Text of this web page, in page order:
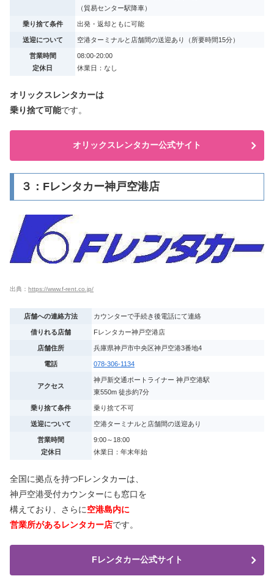
（貿易センター駅降車）
乗り捨て条件 出発・返却ともに可能
送迎について 空港ターミナルと店舗間の送迎あり（所要時間15分）
営業時間
定休日
08:00-20:00
休業日：なし
オリックスレンタカーは
乗り捨て可能です。
オリックスレンタカー公式サイト
３：Fレンタカー神戸空港店
出典： https://www.f-rent.co.jp/
店舗への連絡方法 カウンターで手続き後電話にて連絡
借りれる店舗 Fレンタカー神戸空港店
店舗住所 兵庫県神戸市中央区神戸空港3番地4
電話 078-306-1134
アクセス
神戸新交通ポートライナー 神戸空港駅
東550m 徒歩約7分
乗り捨て条件 乗り捨て不可
送迎について 空港ターミナルと店舗間の送迎あり
営業時間
定休日
9:00～18:00
休業日：年末年始
全国に拠点を持つFレンタカーは、
神戸空港受付カウンターにも窓口を
構えており、さらに空港島内に
営業所があるレンタカー店です。
Fレンタカー公式サイト